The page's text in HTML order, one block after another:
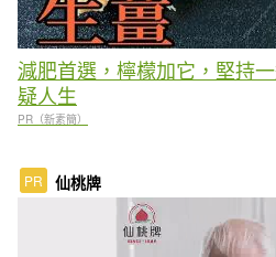
減肥首選，檸檬加它，堅持
疑人生
PR（新素簡）
PR 仙桃牌